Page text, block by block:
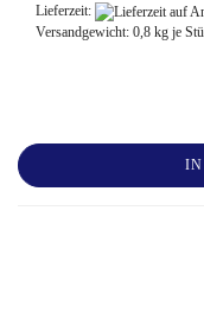
Lieferzeit:
Versandgewicht: 0,8 kg je
IN